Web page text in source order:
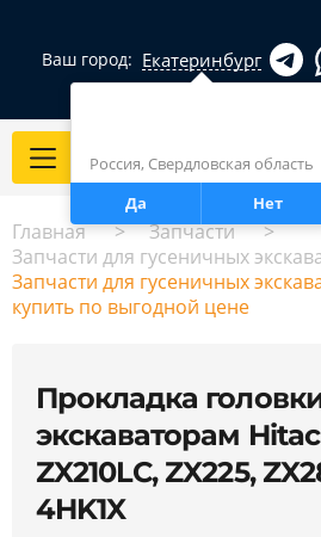
Ваш город: Екатеринбург
Россия, Свердловская область
Да
Нет
Каталог
Главная
Запчасти
Запчасти для гусеничных
Запчасти для гусеничных
купить по выгодной цене
Прокладка
экскаваторам
ZX210LC, ZX225,
4HK1X